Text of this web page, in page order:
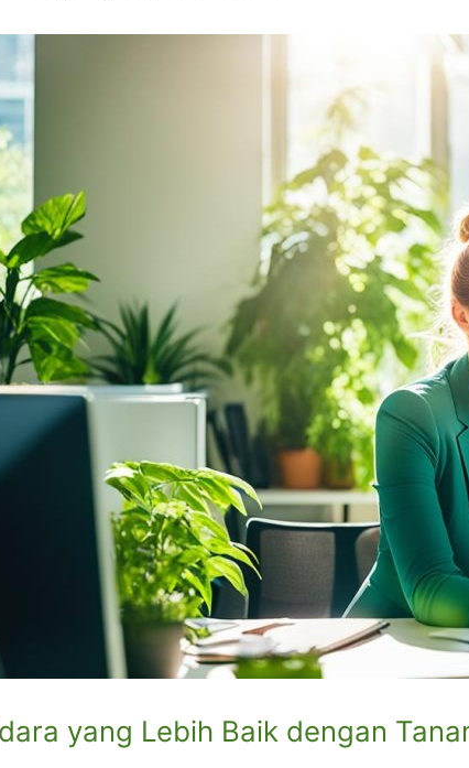
yang Lebih Baik dengan